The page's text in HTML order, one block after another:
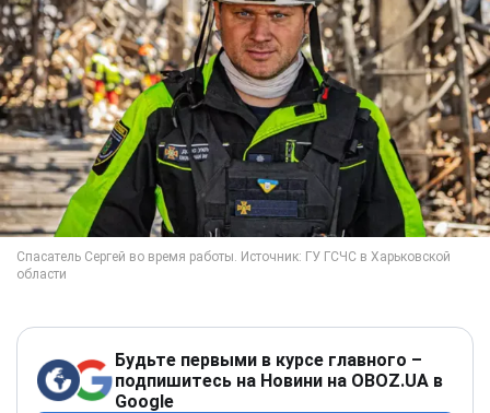
Будьте первыми в курсе главного –
подпишитесь на Новини на OBOZ.UA в
Google